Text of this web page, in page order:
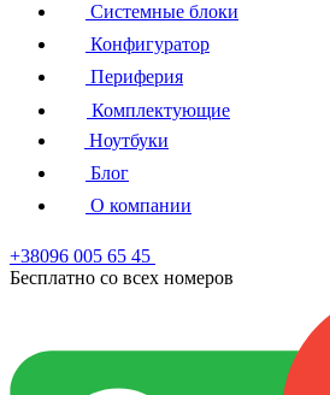
Системные блоки
Конфигуратор
Периферия
Комплектующие
Ноутбуки
Блог
О компании
+38096 005 65 45
Бесплатно со всех номеров